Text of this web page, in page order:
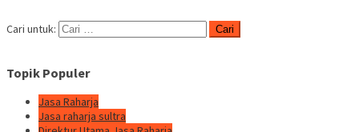
Cari untuk:
Topik Populer
Jasa Raharja
Jasa raharja sultra